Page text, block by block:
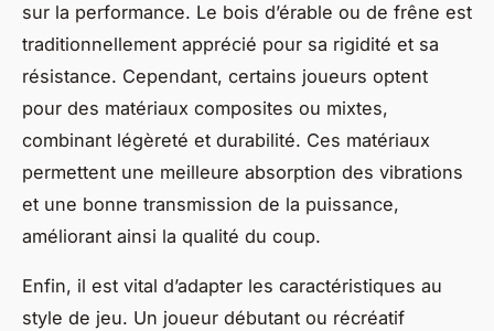
sur la performance. Le bois d’érable ou de frêne est
traditionnellement apprécié pour sa rigidité et sa
résistance. Cependant, certains joueurs optent
pour des matériaux composites ou mixtes,
combinant légèreté et durabilité. Ces matériaux
permettent une meilleure absorption des vibrations
et une bonne transmission de la puissance,
améliorant ainsi la qualité du coup.
Enfin, il est vital d’adapter les caractéristiques au
style de jeu. Un joueur débutant ou récréatif